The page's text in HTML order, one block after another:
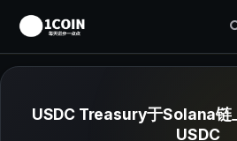
USDC Treasury于Solana链
USDC